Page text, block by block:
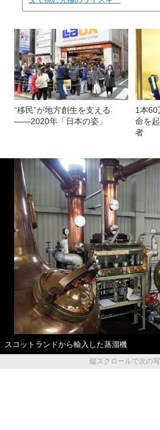
“移民”が地方創生を支える
――2020年「日本の姿」
1本
命を
者
スコットランドから輸入した蒸溜機
縦スクロールで次の